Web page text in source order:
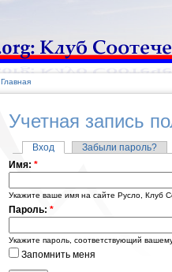
Главная
Учетная запись
Вход
Забыли пароль?
Имя: *
Укажите ваше имя на сайте Русло, Клуб
Пароль: *
Укажите пароль, соответствующий
Запомнить меня